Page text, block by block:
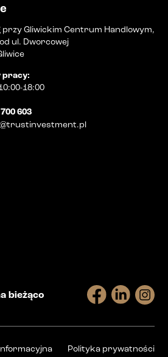
przy Gliwickim Centrum Handlowym,
ul. Dworcowej
pracy:
18:00
603
@trustinvestment.pl
bieżąco
Polityka prywatności